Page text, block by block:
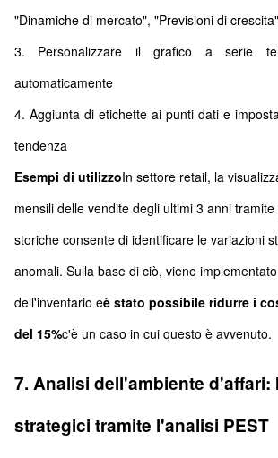
"Dinamiche di mercato", "Previsioni di
3. Personalizzare il grafico a serie
automaticamente
4. Aggiunta di etichette ai punti dati e
tendenza
Esempi di utilizzoIn settore retail, la
mensili delle vendite degli ultimi 3 anni
storiche consente di identificare le variazioni
anomali. Sulla base di ciò, viene
dell'inventario eè stato possibile ridurre i
del 15%c'è un caso in cui questo è avvenuto.
7. Analisi dell'ambiente d'affari:
strategici tramite l'analisi PEST